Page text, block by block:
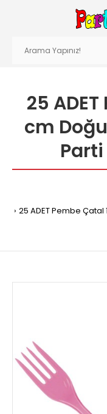
25
cm
Parti
25 ADET Pembe Çatal